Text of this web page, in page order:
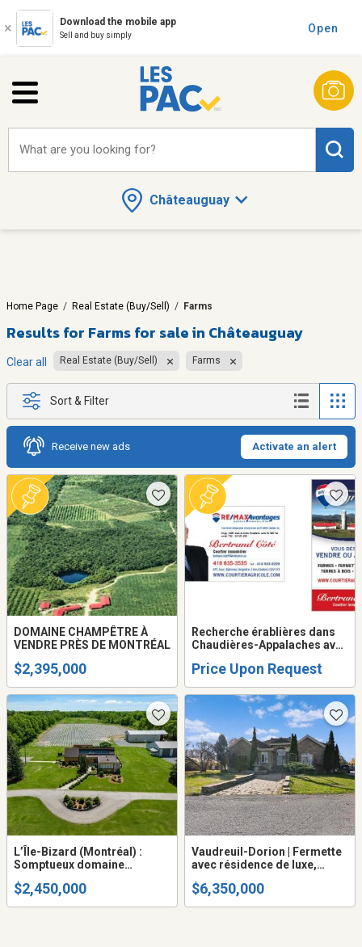
Download the mobile app
Sell and buy simply
Open
Châteauguay
What are you looking for?
Home Page / Real Estate (Buy/Sell) / Farms
Results for Farms for sale in Châteauguay
Clear all Real Estate (Buy/Sell) Farms
Sort & Filter
Receive new ads Activate an alert
DOMAINE CHAMPÊTRE À
VENDRE PRÈS DE MONTRÉAL
$2,395,000
Recherche érablières dans
Chaudières-Appalaches avec
pour acheteurs
Price Upon Request
L’Île-Bizard (Montréal) :
Somptueux domaine
multiples possibilités,
$2,450,000
Vaudreuil-Dorion | Fermette
avec résidence de luxe,
et plusieurs bâtiments
$6,350,000